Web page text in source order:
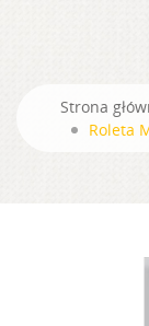
Strona
Roleta